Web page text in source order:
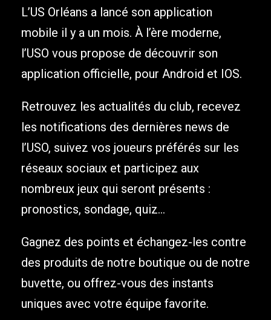
L’US Orléans a lancé son application
mobile il y a un mois. À l’ère moderne,
l’USO vous propose de découvrir son
application officielle, pour Android et IOS.
Retrouvez les actualités du club, recevez
les notifications des dernières news de
l’USO, suivez vos joueurs préférés sur les
réseaux sociaux et participez aux
nombreux jeux qui seront présents :
pronostics, sondage, quiz…
Gagnez des points et échangez-les contre
des produits de notre boutique ou de notre
buvette, ou offrez-vous des instants
uniques avec votre équipe favorite.